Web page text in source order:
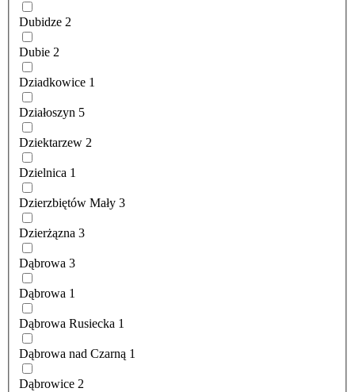
Dubidze 2
Dubie 2
Dziadkowice 1
Działoszyn 5
Dziektarzew 2
Dzielnica 1
Dzierzbiętów Mały 3
Dzierżązna 3
Dąbrowa 3
Dąbrowa 1
Dąbrowa Rusiecka 1
Dąbrowa nad Czarną 1
Dąbrowice 2